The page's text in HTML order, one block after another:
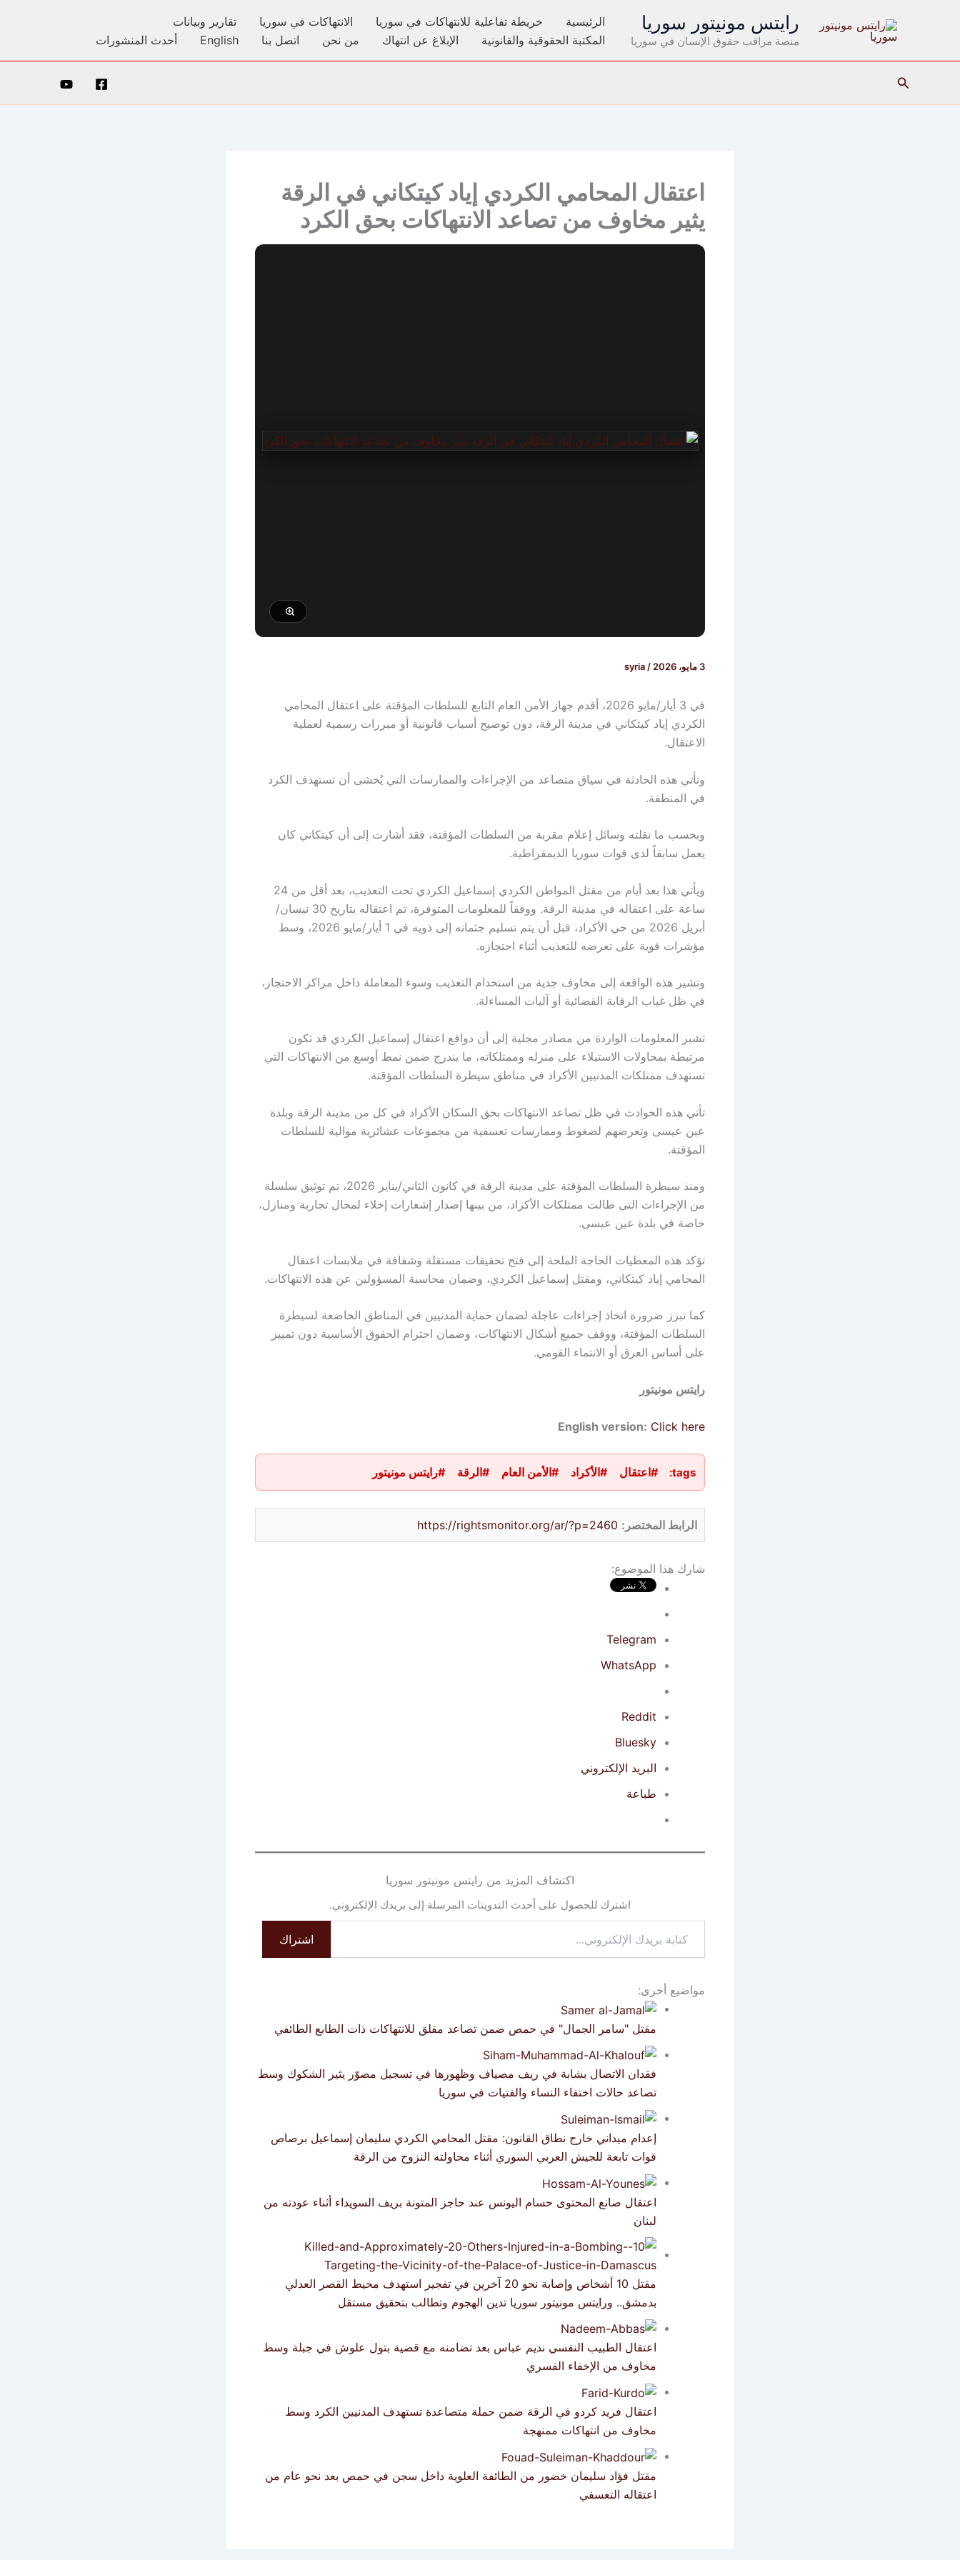
رايتس مونيتور سوريا
منصة مراقب حقوق الإنسان في سوريا
الرئيسية خريطة تفاعلية للانتهاكات في سوريا الانتهاكات في سوريا
تقارير وبيانات
المكتبة الحقوقية والقانونية
الإبلاغ عن انتهاك من نحن اتصل بنا English أحدث المنشورات
البحث
اعتقال المحامي الكردي إياد كيتكاني في الرقة
يثير مخاوف من تصاعد الانتهاكات بحق الكرد
3 مايو، 2026 /
syria
في 3 أيار/مايو 2026، أقدم جهاز الأمن العام التابع للسلطات المؤقتة على اعتقال المحامي
الكردي إياد كيتكاني في مدينة الرقة، دون توضيح أسباب قانونية أو مبررات رسمية لعملية
الاعتقال.
وتأتي هذه الحادثة في سياق متصاعد من الإجراءات والممارسات التي يُخشى أن تستهدف الكرد
في المنطقة.
وبحسب ما نقلته وسائل إعلام مقربة من السلطات المؤقتة، فقد أشارت إلى أن كيتكاني كان
يعمل سابقاً لدى قوات سوريا الديمقراطية.
ويأتي هذا بعد أيام من مقتل المواطن الكردي إسماعيل الكردي تحت التعذيب، بعد أقل من 24
ساعة على اعتقاله في مدينة الرقة. ووفقاً للمعلومات المتوفرة، تم اعتقاله بتاريخ 30 نيسان/
أبريل 2026 من حي الأكراد، قبل أن يتم تسليم جثمانه إلى ذويه في 1 أيار/مايو 2026، وسط
مؤشرات قوية على تعرضه للتعذيب أثناء احتجازه.
وتشير هذه الواقعة إلى مخاوف جدية من استخدام التعذيب وسوء المعاملة داخل مراكز الاحتجاز،
في ظل غياب الرقابة القضائية أو آليات المساءلة.
تشير المعلومات الواردة من مصادر محلية إلى أن دوافع اعتقال إسماعيل الكردي قد تكون
مرتبطة بمحاولات الاستيلاء على منزله وممتلكاته، ما يندرج ضمن نمط أوسع من الانتهاكات التي
تستهدف ممتلكات المدنيين الأكراد في مناطق سيطرة السلطات المؤقتة.
تأتي هذه الحوادث في ظل تصاعد الانتهاكات بحق السكان الأكراد في كل من مدينة الرقة وبلدة
عين عيسى وتعرضهم لضغوط وممارسات تعسفية من مجموعات عشائرية موالية للسلطات
المؤقتة.
ومنذ سيطرة السلطات المؤقتة على مدينة الرقة في كانون الثاني/يناير 2026، تم توثيق سلسلة
من الإجراءات التي طالت ممتلكات الأكراد، من بينها إصدار إشعارات إخلاء لمحال تجارية ومنازل،
خاصة في بلدة عين عيسى.
تؤكد هذه المعطيات الحاجة الملحة إلى فتح تحقيقات مستقلة وشفافة في ملابسات اعتقال
المحامي إياد كيتكاني، ومقتل إسماعيل الكردي، وضمان محاسبة المسؤولين عن هذه الانتهاكات.
كما تبرز ضرورة اتخاذ إجراءات عاجلة لضمان حماية المدنيين في المناطق الخاضعة لسيطرة
السلطات المؤقتة، ووقف جميع أشكال الانتهاكات، وضمان احترام الحقوق الأساسية دون تمييز
على أساس العرق أو الانتماء القومي.
رايتس مونيتور
English version: Click here
tags: #اعتقال #الأكراد #الأمن العام #الرقة #رايتس مونيتور
الرابط المختصر: https://rightsmonitor.org/ar/?p=2460
شارك هذا الموضوع:
Telegram
WhatsApp
Reddit
Bluesky
البريد الإلكتروني
طباعة
اكتشاف المزيد من رايتس مونيتور سوريا
اشترك للحصول على أحدث التدوينات المرسلة إلى بريدك الإلكتروني.
بريدك
الإلكتروني...
اشتراك
مواضيع أخرى:
مقتل "سامر الجمال" في حمص ضمن تصاعد مقلق للانتهاكات ذات الطابع الطائفي
فقدان الاتصال بشابة في ريف مصياف وظهورها في تسجيل مصوّر يثير الشكوك وسط
تصاعد حالات اختفاء النساء والفتيات في سوريا
إعدام ميداني خارج نطاق القانون: مقتل المحامي الكردي سليمان إسماعيل برصاص
قوات تابعة للجيش العربي السوري أثناء محاولته النزوح من الرقة
اعتقال صانع المحتوى حسام اليونس عند حاجز المتونة بريف السويداء أثناء عودته من
لبنان
مقتل 10 أشخاص وإصابة نحو 20 آخرين في تفجير استهدف محيط القصر العدلي
بدمشق.. ورايتس مونيتور سوريا تدين الهجوم وتطالب بتحقيق مستقل
اعتقال الطبيب النفسي نديم عباس بعد تضامنه مع قضية بتول علوش في جبلة وسط
مخاوف من الإخفاء القسري
اعتقال فريد كردو في الرقة ضمن حملة متصاعدة تستهدف المدنيين الكرد وسط
مخاوف من انتهاكات ممنهجة
مقتل فؤاد سليمان خضور من الطائفة العلوية داخل سجن في حمص بعد نحو عام من
اعتقاله التعسفي